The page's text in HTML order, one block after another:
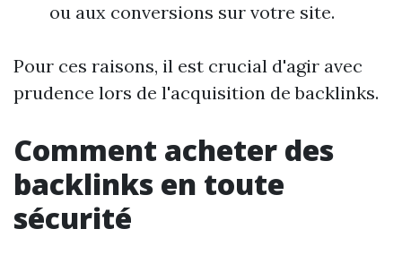
ou aux conversions sur votre site.
Pour ces raisons, il est crucial d'agir avec
prudence lors de l'acquisition de backlinks.
Comment acheter des
backlinks en toute
sécurité